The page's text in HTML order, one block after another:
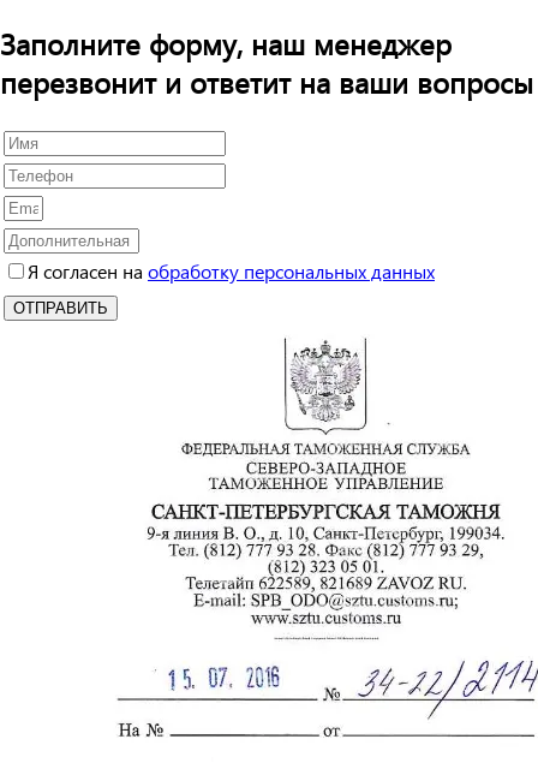
Заполните форму, наш менеджер
перезвонит и ответит на ваши вопросы
Я согласен на обработку персональных данных